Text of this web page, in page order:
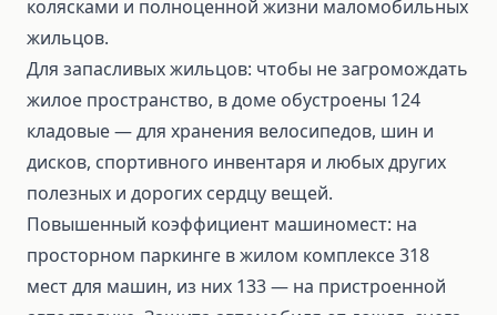
колясками и полноценной жизни маломобильных
жильцов.
Для запасливых жильцов: чтобы не загромождать
жилое пространство, в доме обустроены 124
кладовые — для хранения велосипедов, шин и
дисков, спортивного инвентаря и любых других
полезных и дорогих сердцу вещей.
Повышенный коэффициент машиномест: на
просторном паркинге в жилом комплексе 318
мест для машин, из них 133 — на пристроенной